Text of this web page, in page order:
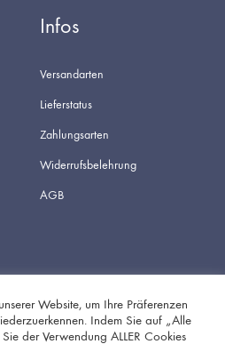
Infos
Versandarten
Lieferstatus
Zahlungsarten
Widerrufsbelehrung
AGB
FacebookInstagram
Website, um Ihre Präferenzen
Indem Sie auf „Alle
der Verwendung ALLER Cookies